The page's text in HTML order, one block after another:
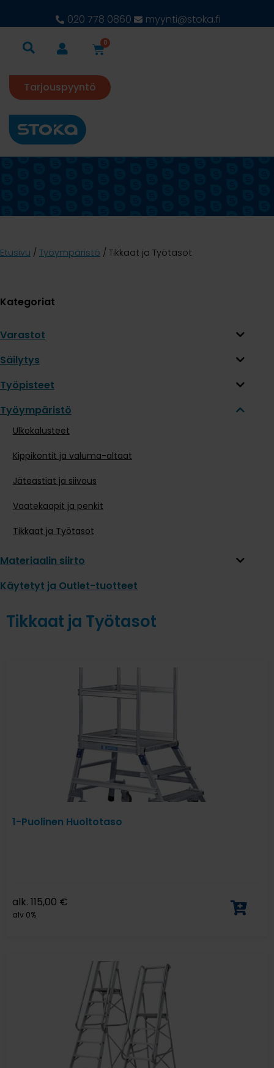
020 778 0860 myynti@stoka.fi
0
Tarjouspyyntö
Etusivu / Työympäristö / Tikkaat ja Työtasot
Kategoriat
Varastot
Säilytys
Työpisteet
Työympäristö
Ulkokalusteet
Kippikontit ja valuma-altaat
Jäteastiat ja siivous
Vaatekaapit ja penkit
Tikkaat ja Työtasot
Materiaalin siirto
Käytetyt ja Outlet-tuotteet
Tikkaat ja Työtasot
1-Puolinen Huoltotaso
alk. 115,00 €
alv 0%